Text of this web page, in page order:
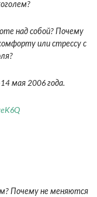
над собой? Почему
или стрессу с
мая 2006 года.
Почему не меняются